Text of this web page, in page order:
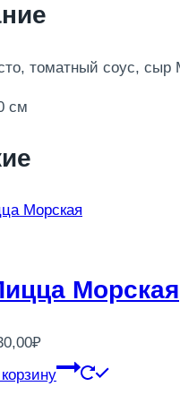
томатный соус, сыр
см
Морская
₽